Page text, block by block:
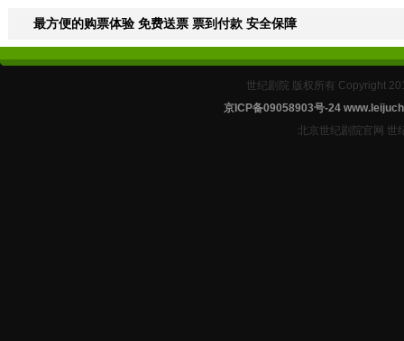
最方便的购票体验 免费送票 票到付款 安全保障
世纪剧院 版权所有 Copyright
京ICP备09058903号-24
北京世纪剧院官网 世